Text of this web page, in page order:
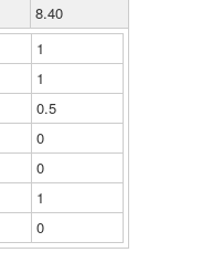
8.40
1
1
0.5
0
0
1
0